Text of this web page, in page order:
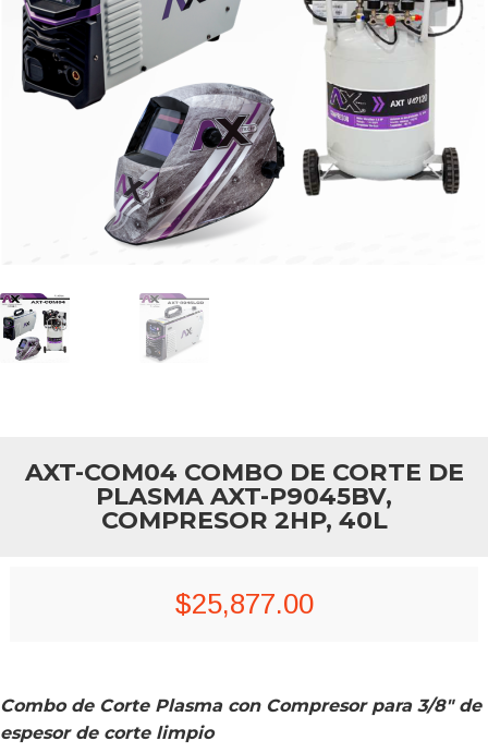
AXT-COM04 COMBO DE CORTE DE
PLASMA AXT-P9045BV,
COMPRESOR 2HP, 40L
$25,877.00
Combo de Corte Plasma con Compresor para 3/8″ de
espesor de corte limpio